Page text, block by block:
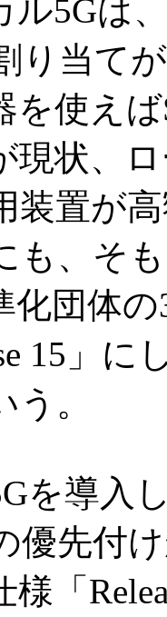
5Gは
り当て
を使え
現状、
装置が
も、そ
化団体
15」
。
を導入
優先付
「